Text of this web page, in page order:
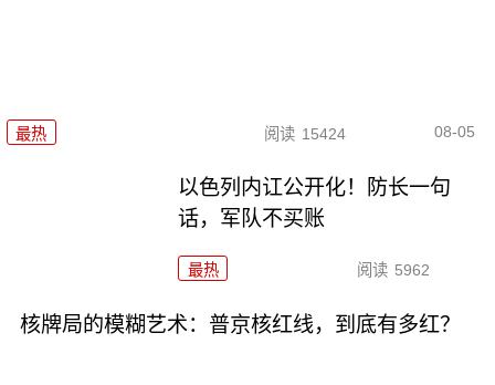
最热 阅读 15424 08-05
以色列内讧公开化！防长一句
话，军队不买账
最热 阅读 5962
核牌局的模糊艺术：普京核红线，到底有多红？